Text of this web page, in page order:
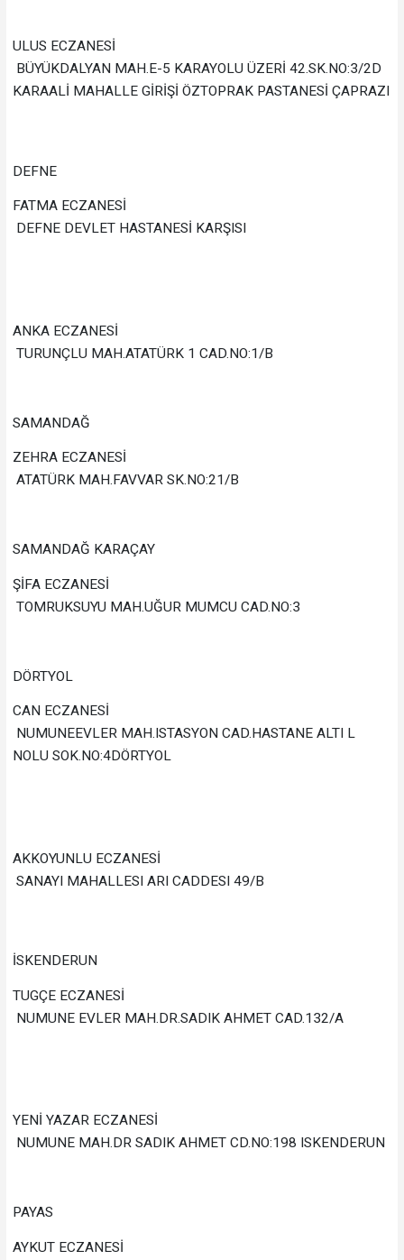
ULUS ECZANESİ
BÜYÜKDALYAN MAH.E-5 KARAYOLU ÜZERİ 42.SK.NO:3/2D
KARAALİ MAHALLE GİRİŞİ ÖZTOPRAK PASTANESİ ÇAPRAZI
DEFNE
FATMA ECZANESİ
DEFNE DEVLET HASTANESİ KARŞISI
ANKA ECZANESİ
TURUNÇLU MAH.ATATÜRK 1 CAD.NO:1/B
SAMANDAĞ
ZEHRA ECZANESİ
ATATÜRK MAH.FAVVAR SK.NO:21/B
SAMANDAĞ KARAÇAY
ŞİFA ECZANESİ
TOMRUKSUYU MAH.UĞUR MUMCU CAD.NO:3
DÖRTYOL
CAN ECZANESİ
NUMUNEEVLER MAH.ISTASYON CAD.HASTANE ALTI L
NOLU SOK.NO:4DÖRTYOL
AKKOYUNLU ECZANESİ
SANAYI MAHALLESI ARI CADDESI 49/B
İSKENDERUN
TUGÇE ECZANESİ
NUMUNE EVLER MAH.DR.SADIK AHMET CAD.132/A
YENİ YAZAR ECZANESİ
NUMUNE MAH.DR SADIK AHMET CD.NO:198 ISKENDERUN
PAYAS
AYKUT ECZANESİ